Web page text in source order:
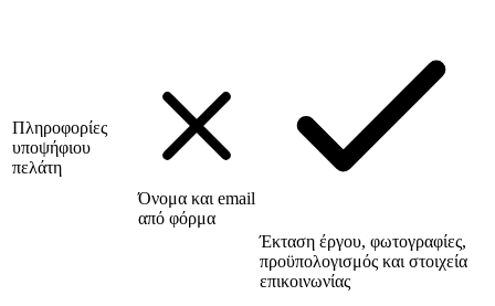
Πληροφορίες
υποψήφιου
πελάτη
Όνομα και email
από φόρμα
Έκταση έργου, φωτογραφίες,
προϋπολογισμός και στοιχεία
επικοινωνίας